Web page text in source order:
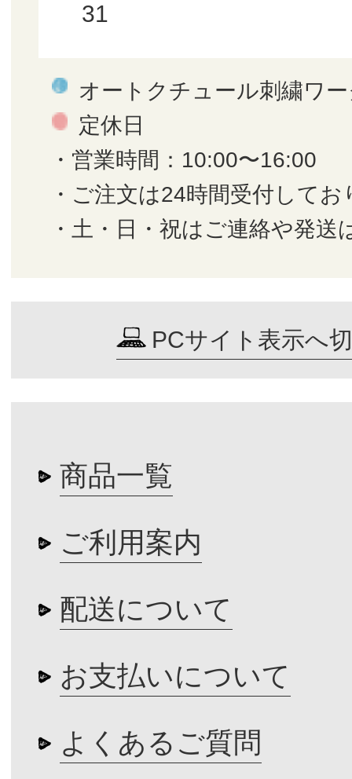
31
オートクチュール刺繍ワ
定休日
・営業時間：10:00〜16:00
・ご注文は24時間受付してお
・土・日・祝はご連絡や発送
PCサイト表示へ
商品一覧
ご利用案内
配送について
お支払いについて
よくあるご質問